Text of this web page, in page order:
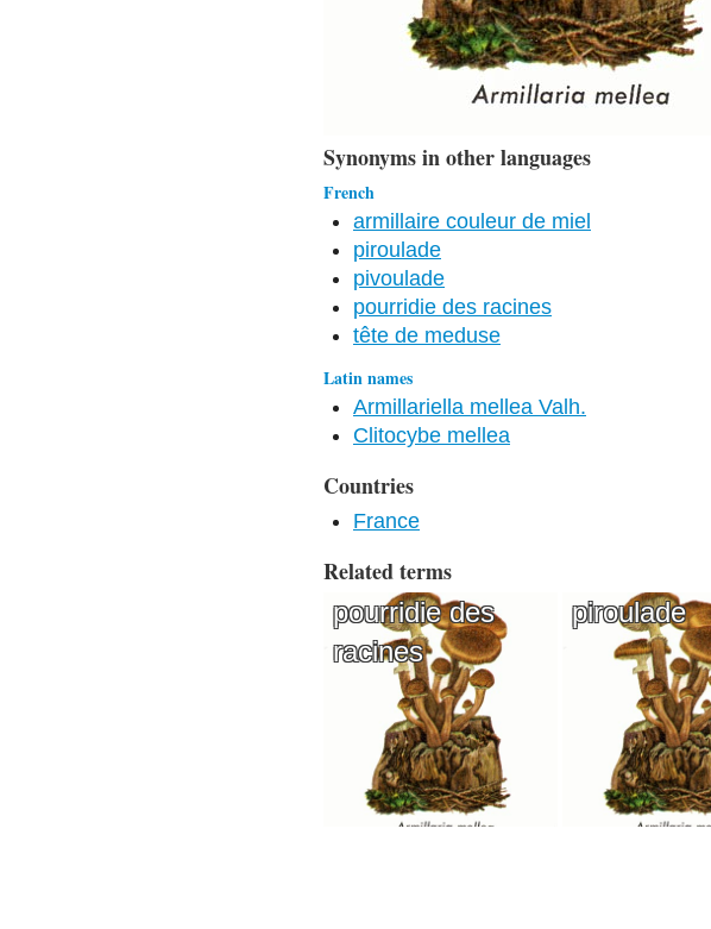
Synonyms in other languages
French
armillaire couleur de miel
piroulade
pivoulade
pourridie des racines
tête de meduse
Latin names
Armillariella mellea Valh.
Clitocybe mellea
Countries
France
Related terms
pourridie des
racines
piroulade